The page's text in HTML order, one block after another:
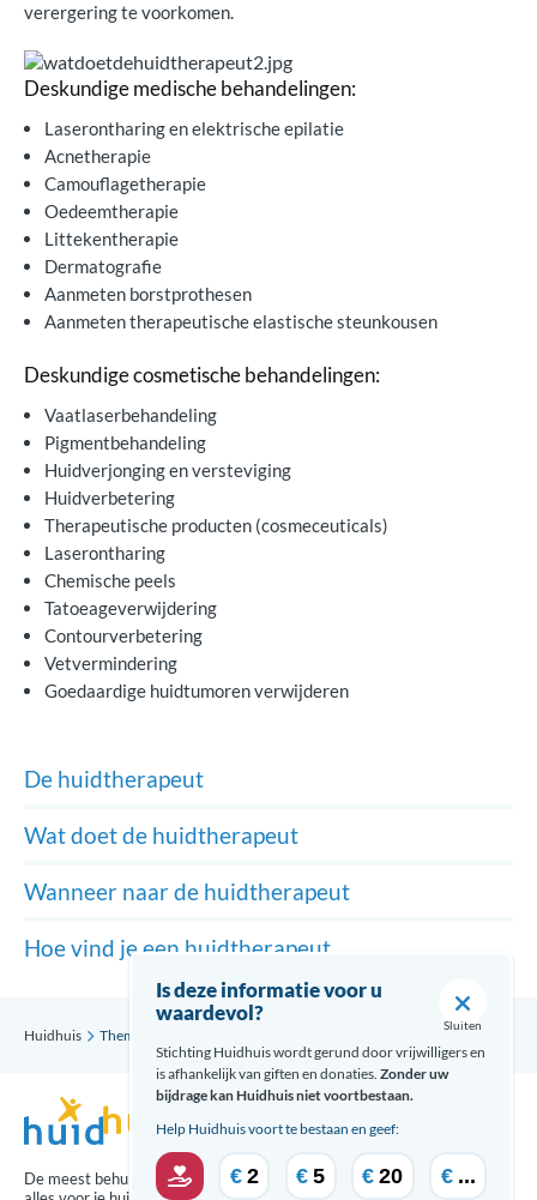
verergering te voorkomen.
Deskundige medische behandelingen:
Laserontharing en elektrische epilatie
Acnetherapie
Camouflagetherapie
Oedeemtherapie
Littekentherapie
Dermatografie
Aanmeten borstprothesen
Aanmeten therapeutische elastische steunkousen
Deskundige cosmetische behandelingen:
Vaatlaserbehandeling
Pigmentbehandeling
Huidverjonging en versteviging
Huidverbetering
Therapeutische producten (cosmeceuticals)
Laserontharing
Chemische peels
Tatoeageverwijdering
Contourverbetering
Vetvermindering
Goedaardige huidtumoren verwijderen
Huidhuis Thema’s
De huidtherapeut
Wat doet de huidtherapeut
Wanneer naar de huidtherapeut
Hoe vind je een huidtherapeut
De meest behulpzame updates over
Is deze informatie voor u
waardevol?
Sluiten
Stichting Huidhuis wordt gerund door vrijwilligers en
is afhankelijk van giften en donaties. Zonder uw
bijdrage kan Huidhuis niet voortbestaan.
Help Huidhuis voort te bestaan en geef:
€ 2 € 5 € 20 € ...